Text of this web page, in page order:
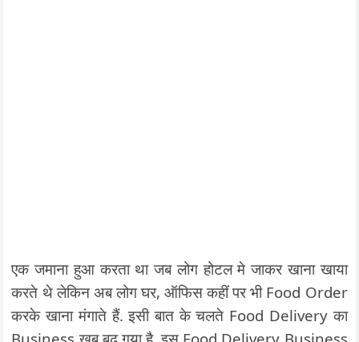
एक जमाना हुआ करता था जब लोग होटल मे जाकर खाना खाया
करते थे लेकिन अब लोग घर, ऑफिस कहीं पर भी Food Order
करके खाना मंगाते हैं. इसी बात के चलते Food Delivery का